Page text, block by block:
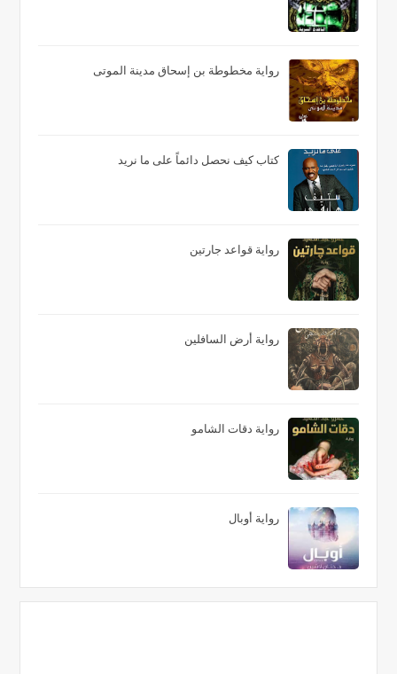
رواية مخطوطة بن إسحاق مدينة الموتى
كتاب كيف نحصل دائماً على ما نريد
رواية قواعد جارتين
رواية أرض السافلين
رواية دقات الشامو
رواية أوبال